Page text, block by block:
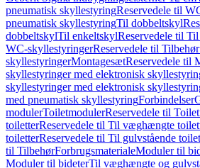
pneumatisk skyllestyringReservedele til
pneumatisk skyllestyringTil dobbeltskyl
dobbeltskylTil enkeltskylReservedele til
WC-skyllestyringerReservedele til
skyllestyringerMontagesætReservedele til
skyllestyringer med elektronisk
skyllestyringer med elektronisk
med pneumatisk skyllestyringForbindelser
modulerToiletmodulerReservedele til
toiletterReservedele til Til væghængte
toiletterReservedele til Til gulvstående
til TilbehørForbrugsmaterialeModuler til
Moduler til bideterTil væghængte og